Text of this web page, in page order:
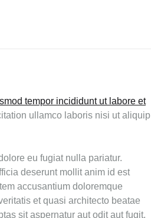
tempor incididunt ut labore et
ullamco laboris nisi ut aliquip
eu fugiat nulla pariatur.
deserunt mollit anim id est
accusantium doloremque
et quasi architecto beatae
sit aspernatur aut odit aut fugit,